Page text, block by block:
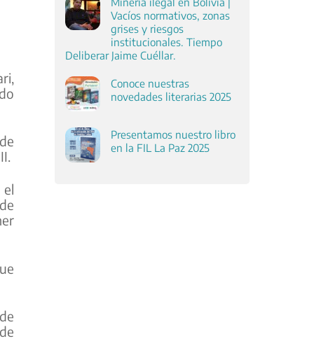
Vacíos normativos, zonas
grises y riesgos
institucionales. Tiempo
Deliberar Jaime Cuéllar.
Conoce nuestras
novedades literarias 2025
Presentamos nuestro libro
en la FIL La Paz 2025